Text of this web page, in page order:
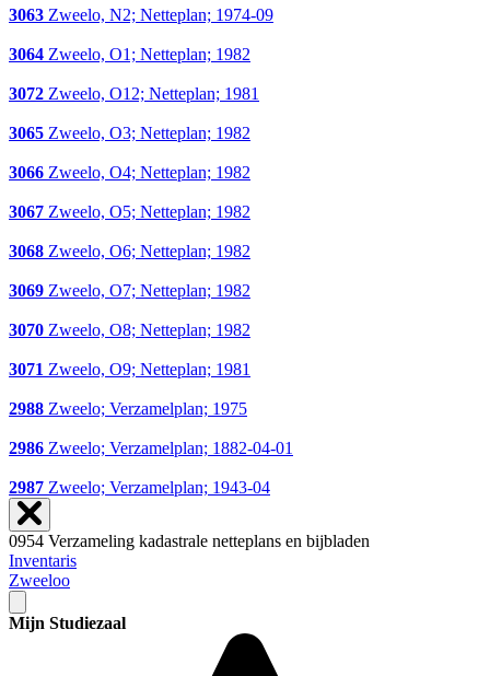
3063 Zweelo, N2; Netteplan; 1974-09
3064 Zweelo, O1; Netteplan; 1982
3072 Zweelo, O12; Netteplan; 1981
3065 Zweelo, O3; Netteplan; 1982
3066 Zweelo, O4; Netteplan; 1982
3067 Zweelo, O5; Netteplan; 1982
3068 Zweelo, O6; Netteplan; 1982
3069 Zweelo, O7; Netteplan; 1982
3070 Zweelo, O8; Netteplan; 1982
3071 Zweelo, O9; Netteplan; 1981
2988 Zweelo; Verzamelplan; 1975
2986 Zweelo; Verzamelplan; 1882-04-01
2987 Zweelo; Verzamelplan; 1943-04
0954 Verzameling kadastrale netteplans en bijbladen
Inventaris
Zweeloo
Mijn Studiezaal